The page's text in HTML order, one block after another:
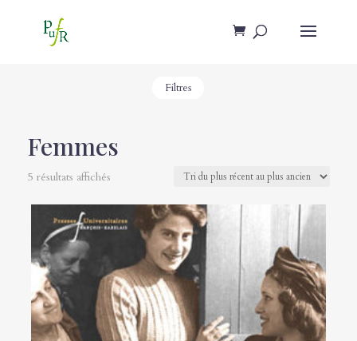
Filtres
Femmes
5 résultats affichés